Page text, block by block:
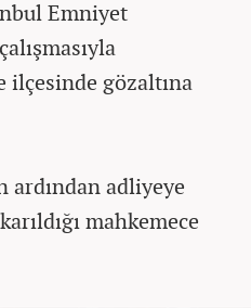
Emniyet
ilçesinde gözaltına
adliyeye
mahkemece